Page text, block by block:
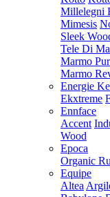
Millelegni
Mimesis
Sleek
Tele Di
Marmo
Marmo
Energie
Ekxtreme
Ennface
Accent
Wood
Epoca
Organic
Equipe
Altea